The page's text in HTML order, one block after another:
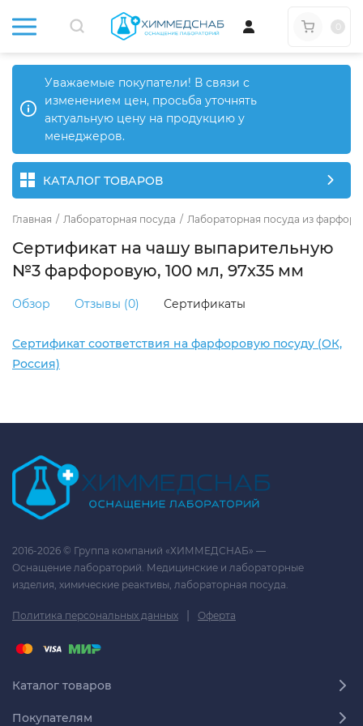
Уважаемые покупатели! В связи с
изменением цен, просьба уточнять
актуальную цену на продукцию у
менеджеров.
КАТАЛОГ ТОВАРОВ
Главная / Лабораторная посуда / Лабораторная посуда из фарфора
Сертификат на чашу выпарительную
№3 фарфоровую, 100 мл, 97х35 мм
Обзор Отзывы (0) Сертификаты
Сертификат соответствия на фарфоровую посуду (ОК,
Россия)
2016-2026 © Группа компаний «ХИММЕДСНАБ» —
Оснащение лабораторий. Медицинские и лабораторные
изделия, химические реактивы, лабораторная посуда.
Политика персональных данных | Оферта
Каталог товаров
Покупателям